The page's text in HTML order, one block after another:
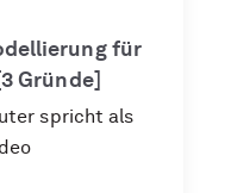
für
Gründe]
spricht als